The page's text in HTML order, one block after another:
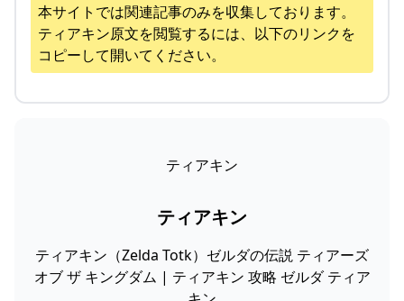
本サイトでは関連記事のみを収集しております。
ティアキン原文を閲覧するには、以下のリンクを
コピーして開いてください。
ティアキン
ティアキン
ティアキン（Zelda Totk）ゼルダの伝説 ティアーズ
オブ ザ キングダム | ティアキン 攻略 ゼルダ ティア